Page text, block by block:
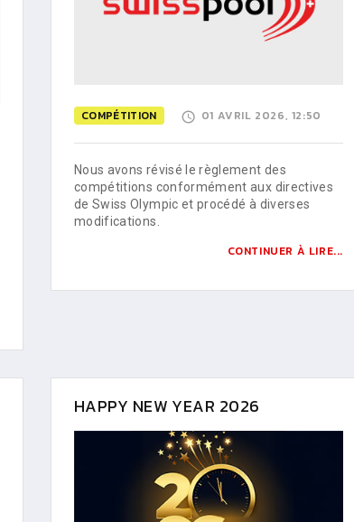
COMPÉTITION 01 AVRIL 2026, 12:50
Nous avons révisé le règlement des
compétitions conformément aux directives
de Swiss Olympic et procédé à diverses
modifications.
CONTINUER À LIRE...
HAPPY NEW YEAR 2026